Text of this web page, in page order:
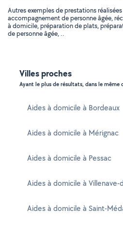
Autres exemples de prestations
accompagnement de personne âgée,
à domicile, préparation de plats,
de personne âgée, ..
Villes proches
Ayant le plus de résultats, dans le même
Aides à domicile à Bordeaux
Aides à domicile à Mérignac
Aides à domicile à Pessac
Aides à domicile à Villenave-
Aides à domicile à Saint-